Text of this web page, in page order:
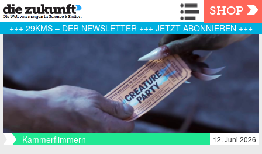
Navigation
SHOP
+++ 29KMS – DER NEWSLETTER +++ JETZT ABONNIEREN +++
Kammerflimmern 12. Juni 2026